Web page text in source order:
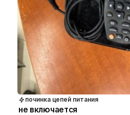
починка цепей питания
не включается